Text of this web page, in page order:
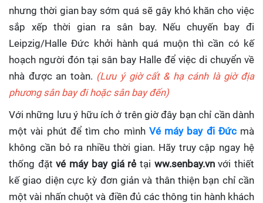
nhưng thời gian bay sớm quá sẽ gây khó khăn cho việc
sắp xếp thời gian ra sân bay. Nếu chuyến bay đi
Leipzig/Halle Đức khởi hành quá muộn thì cần có kế
hoạch người đón tại sân bay Halle để việc di chuyển về
nhà được an toàn. (Lưu ý giờ cất & hạ cánh là giờ địa
phương sân bay đi hoặc sân bay đến)
Với những lưu ý hữu ích ở trên giờ đây bạn chỉ cần dành
một vài phút để tìm cho mình Vé máy bay đi Đứcmà
không cần bỏ ra nhiều thời gian. Hãy truy cập ngay hệ
thống đặtvé máy bay giá rẻ tại ww.senbay.vnvới thiết
kế giao diện cực kỳ đơn giản và thân thiện bạn chỉ cần
một vài nhấn chuột và điền đủ các thông tin hành khách